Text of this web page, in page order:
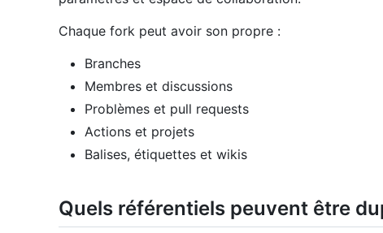
Chaque fork peut avoir son propre :
Branches
Membres et discussions
Problèmes et pull requests
Actions et projets
Balises, étiquettes et wikis
Quels référentiels peuvent être